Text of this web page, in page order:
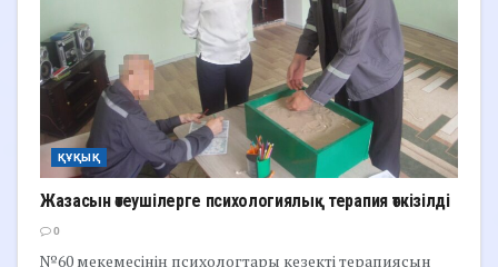
ҚҰҚЫҚ
Жазасын өтеушілерге психологиялық терапия өткізілді
0
№60 мекемесінің психологтары кезекті терапиясын